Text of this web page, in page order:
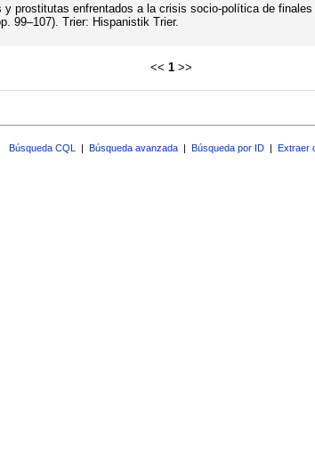
prostitutas enfrentados a la crisis socio-política de
99–107). Trier: Hispanistik Trier.
<< 1>>
Búsqueda CQL | Búsqueda avanzada | Búsqueda por ID | Extraer